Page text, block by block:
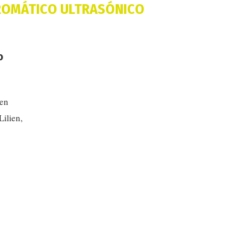
ULTRASÓNICO